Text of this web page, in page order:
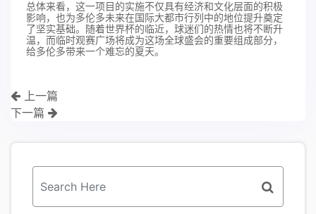
总体来看，这一项目的实施不仅具有经济和文化层面的积极
影响，也为多伦多未来在国际大都市行列中的地位提升奠定
了坚实基础。随着世界杯的临近，球迷们的热情也将不断升
温，而临时观赛广场将成为这场全球盛会的重要组成部分，
给多伦多带来一个难忘的夏天。
上一篇
下一篇